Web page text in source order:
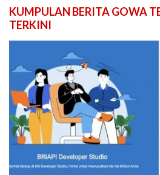
KUMPULAN BERITA GOWA
TERKINI